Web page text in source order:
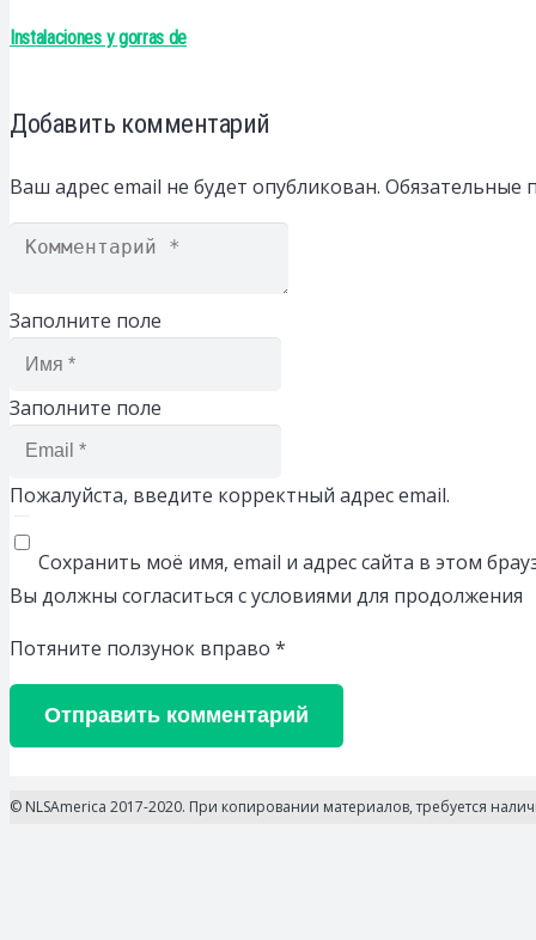
Instalaciones y gorras de
Добавить комментарий
Ваш адрес email не будет опубликован. Обязательные
Заполните поле
Заполните поле
Пожалуйста, введите корректный адрес email.
Сохранить моё имя, email и адрес сайта в этом
Вы должны согласиться с условиями для продолжения
Потяните ползунок вправо *
Отправить комментарий
© NLSAmerica 2017-2020. При копировании материалов, требуется